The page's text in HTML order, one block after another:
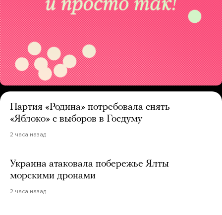
Партия «Родина» потребовала снять
«Яблоко» с выборов в Госдуму
2 часа назад
Украина атаковала побережье Ялты
морскими дронами
2 часа назад